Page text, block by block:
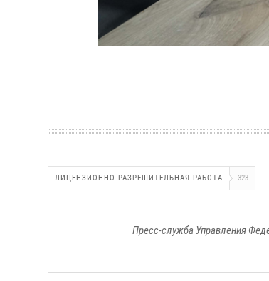
ЛИЦЕНЗИОННО-РАЗРЕШИТЕЛЬНАЯ РАБОТА 323
Пресс-служба Управления